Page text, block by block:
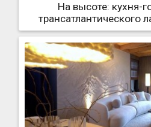
На высоте: кухня-
трансатлантического